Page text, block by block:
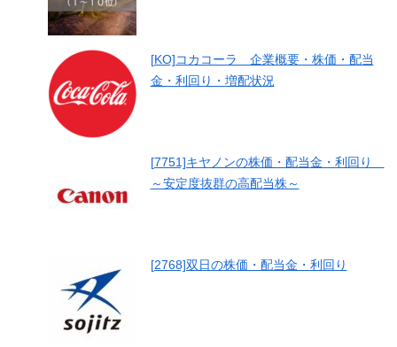
[KO]コカコーラ 企業概要・株価・配当
金・利回り・増配状況
[7751]キヤノンの株価・配当金・利回り
～安定度抜群の高配当株～
[2768]双日の株価・配当金・利回り